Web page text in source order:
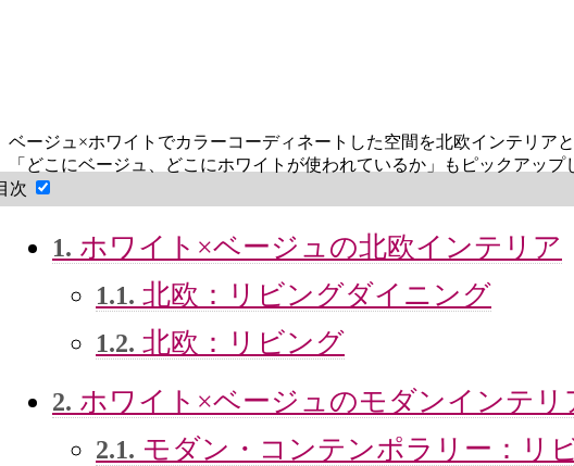
ベージュ×ホワイトでカラーコーディネートした空間を北欧インテリ
「どこにベージュ、どこにホワイトが使われているか」もピックアッ
次
1. ホワイト×ベージュの北欧インテリア
1.1. 北欧：リビングダイニング
1.2. 北欧：リビング
2. ホワイト×ベージュのモダンインテ
2.1. モダン・コンテンポラリー：リ